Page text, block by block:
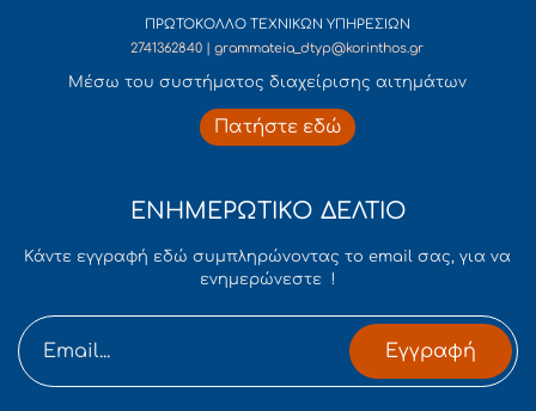
ΠΡΩΤΟΚΟΛΛΟ ΤΕΧΝΙΚΩΝ ΥΠΗΡΕΣΙΩΝ
2741362840 | grammateia_dtyp@korinthos.gr
Mέσω του συστήματος διαχείρισης αιτημάτων
Πατήστε εδώ
ΕΝΗΜΕΡΩΤΙΚΟ ΔΕΛΤΙΟ
Κάντε εγγραφή εδώ συμπληρώνοντας το email σας, για να
ενημερώνεστε !
Εγγραφή